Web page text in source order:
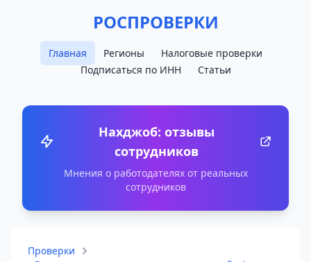
РОСПРОВЕРКИ
Главная Регионы
Налоговые проверки
Подписаться по ИНН
Статьи
Нахджоб: отзывы
сотрудников
Мнения о работодателях от реальных
сотрудников
Проверки